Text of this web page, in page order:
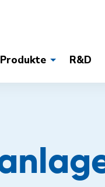
Produkte R&D